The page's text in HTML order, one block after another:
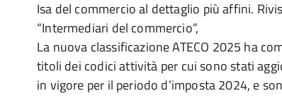
Isa del commercio al dettaglio più affini.
“Intermediari del commercio”,
La nuova classificazione ATECO 2025 ha
titoli dei codici attività per cui sono stati
in vigore per il periodo d’imposta 2024, e